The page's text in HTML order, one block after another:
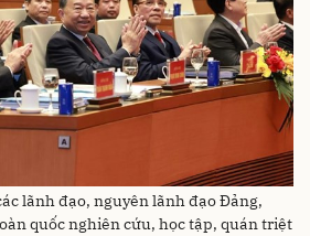
lãnh đạo, nguyên lãnh đạo Đảng,
quốc nghiên cứu, học tập, quán triệt